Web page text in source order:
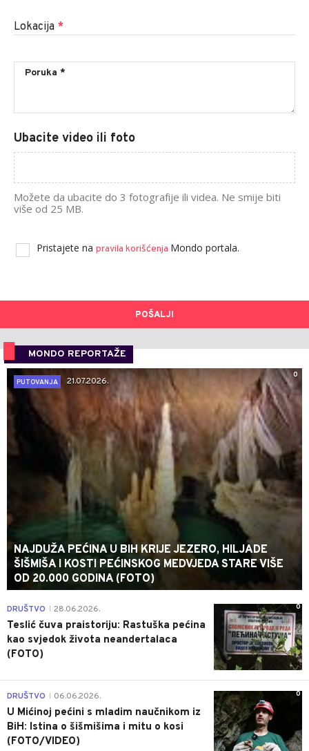
Lokacija *
Ubacite video ili foto
Možete da ubacite do 3 fotografije ili videa. Ne smije biti
više od 25 MB.
Pristajete na pravila korišćenja Mondo portala.
POŠALJI
MONDO REPORTAŽE
0
PUTOVANJA
21.07.2026.
NAJDUŽA PEĆINA U BIH KRIJE JEZERO, HILJADE
ŠIŠMIŠA I KOSTI PEĆINSKOG MEDVJEDA STARE VIŠE
OD 20.000 GODINA (FOTO)
0
DRUŠTVO 28.06.2026.
Teslić čuva praistoriju: Rastuška pećina
kao svjedok života neandertalaca
(FOTO)
0
DRUŠTVO 06.06.2026.
U Mićinoj pećini s mladim naučnikom iz
BiH: Istina o šišmišima i mitu o kosi
(FOTO/VIDEO)